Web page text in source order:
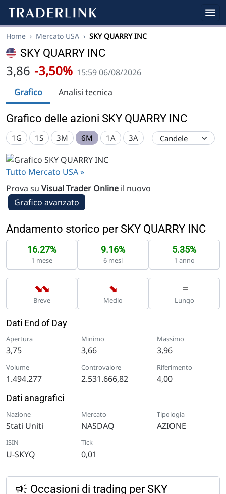
Home › Mercato USA › SKY QUARRY INC
SKY QUARRY INC
3,86 -3,50% 15:59 06/08/2026
Grafico
Analisi tecnica
Grafico delle azioni SKY QUARRY INC
1G 1S 3M 6M 1A 3A
Tutto Mercato USA »
Prova su Visual Trader Online il nuovo
Grafico avanzato
Andamento storico per SKY QUARRY INC
16.27%
1 mese
9.16%
6 mesi
5.35%
1 anno
➡
➡
Breve
➡
Medio
=
Lungo
Dati End of Day
Apertura
3,75
Minimo
3,66
Massimo
3,96
Volume
1.494.277
Controvalore
2.531.666,82
Riferimento
4,00
Dati anagrafici
Nazione
Stati Uniti
Mercato
NASDAQ
Tipologia
AZIONE
ISIN
U-SKYQ
Tick
0,01
Occasioni di trading per SKY